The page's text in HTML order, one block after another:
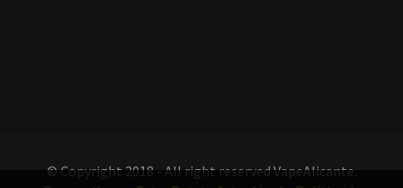
© Copyright 2018 - All right reserved VapeAlicante.